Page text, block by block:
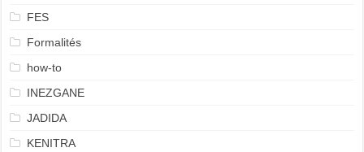
FES
Formalités
how-to
INEZGANE
JADIDA
KENITRA